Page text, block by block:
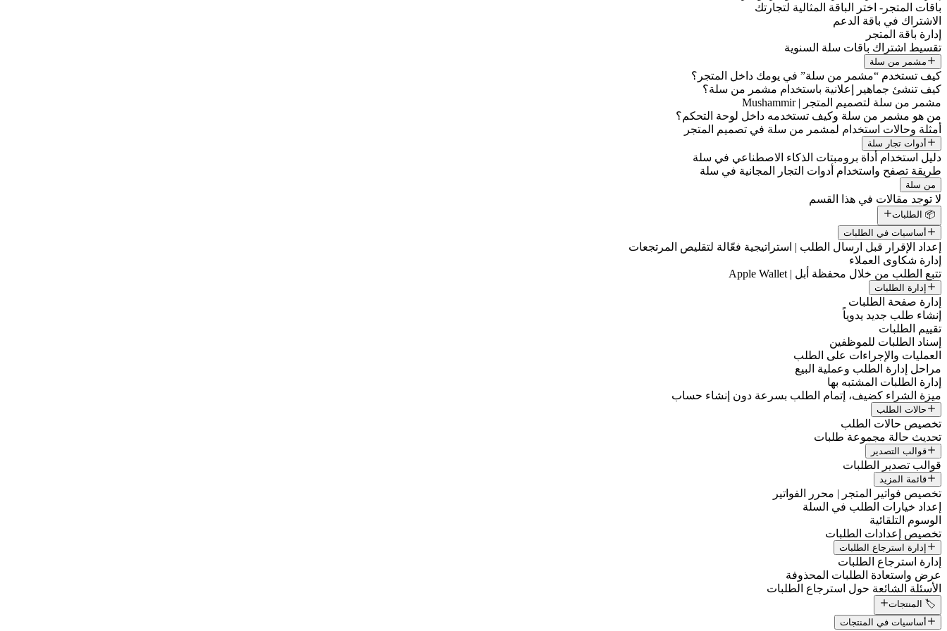
باقات المتجر- اختر الباقة المثالية لتجارتك
الاشتراك في باقة الدعم
إدارة باقة المتجر
تقسيط اشتراك باقات سلة السنوية
مشمر من سلة
كيف تستخدم “مشمر من سلة” في يومك داخل المتجر؟
كيف تنشئ جماهير إعلانية باستخدام مشمر من سلة؟
مشمر من سلة لتصميم المتجر | Mushammir
من هو مشمر من سلة وكيف تستخدمه داخل لوحة التحكم؟
أمثلة وحالات استخدام لمشمر من سلة في تصميم المتجر
أدوات تجار سلة
دليل استخدام أداة برومبتات الذكاء الاصطناعي في سلة
طريقة تصفح واستخدام أدوات التجار المجانية في سلة
من سلة
لا توجد مقالات في هذا القسم
📦 الطلبات
أساسيات في الطلبات
إعداد الإقرار قبل ارسال الطلب | استراتيجية فعّالة لتقليص المرتجعات
إدارة شكاوى العملاء
تتبع الطلب من خلال محفظة أبل | Apple Wallet
إدارة الطلبات
إدارة صفحة الطلبات
إنشاء طلب جديد يدوياً
تقييم الطلبات
إسناد الطلبات للموظفين
العمليات والإجراءات على الطلب
مراحل إدارة الطلب وعملية البيع
إدارة الطلبات المشتبه بها
ميزة الشراء كضيف، إتمام الطلب بسرعة دون إنشاء حساب
حالات الطلب
تخصيص حالات الطلب
تحديث حالة مجموعة طلبات
قوالب التصدير
قوالب تصدير الطلبات
قائمة المزيد
تخصيص فواتير المتجر | محرر الفواتير
إعداد خيارات الطلب في السلة
الوسوم التلقائية
تخصيص إعدادات الطلبات
إدارة استرجاع الطلبات
إدارة استرجاع الطلبات
عرض واستعادة الطلبات المحذوفة
الأسئلة الشائعة حول استرجاع الطلبات
🏷️ المنتجات
أساسيات في المنتجات